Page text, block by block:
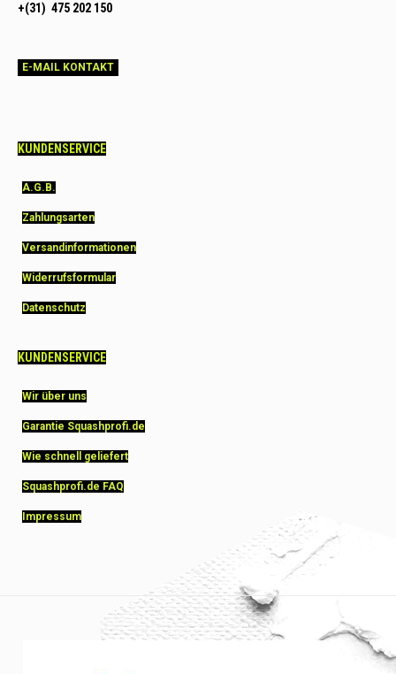
+(31) 475 202 150
E-MAIL KONTAKT
KUNDENSERVICE
A.G.B.
Zahlungsarten
Versandinformationen
Widerrufsformular
Datenschutz
KUNDENSERVICE
Wir über uns
Garantie Squashprofi.de
Wie schnell geliefert
Squashprofi.de FAQ
Impressum